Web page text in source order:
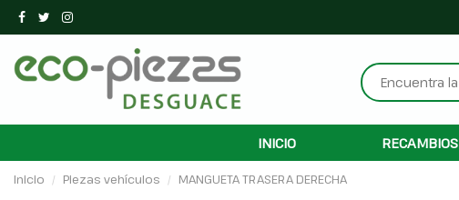
INICIO RECAMBIOS
Inicio Piezas vehículos MANGUETA TRASERA DERECHA